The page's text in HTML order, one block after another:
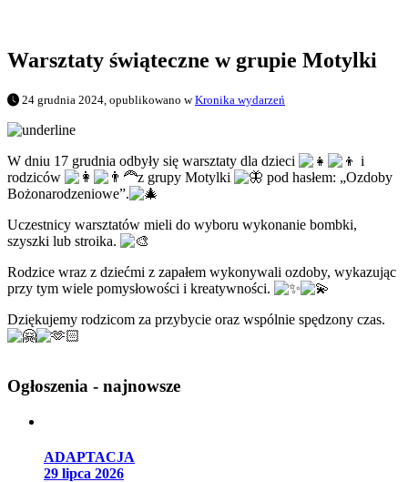
Warsztaty świąteczne w grupie Motylki
24 grudnia 2024, opublikowano wKronika wydarzeń
W dniu 17 grudnia odbyły się warsztaty dla dzieci
i
rodziców
z grupy Motylki
pod hasłem: „Ozdoby
Bożonarodzeniowe”.
Uczestnicy warsztatów mieli do wyboru wykonanie bombki,
szyszki lub stroika.
Rodzice wraz z dziećmi z zapałem wykonywali ozdoby, wykazując
przy tym wiele pomysłowości i kreatywności.
Dziękujemy rodzicom za przybycie oraz wspólnie spędzony czas.
Ogłoszenia - najnowsze
ADAPTACJA
29 lipca 2026